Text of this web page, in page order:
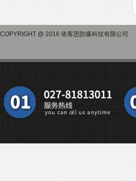
COPYRIGHT @ 2016 依客思防爆科技有限公司